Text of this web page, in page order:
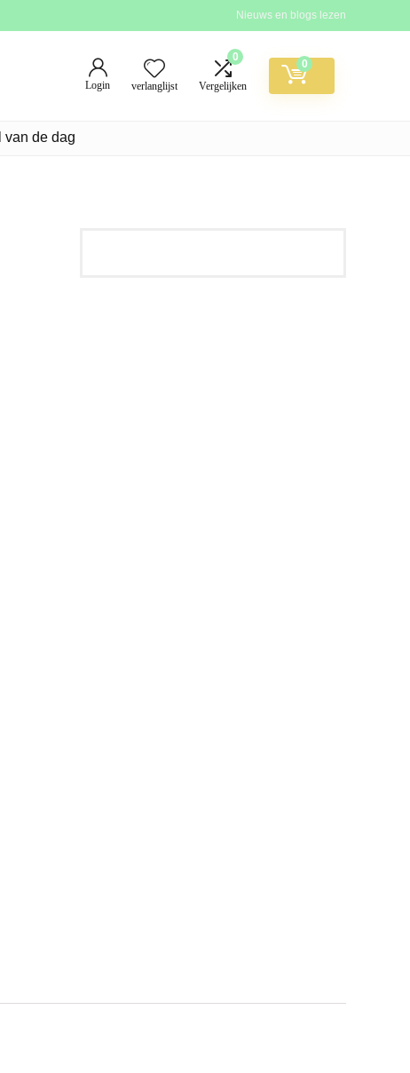
Nieuws en blogs lezen
Login verlanglijst
0
Vergelijken
0
van de dag